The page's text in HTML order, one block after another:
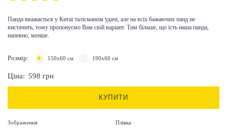
Панда вважається у Китаї талісманом удачі, але на всіх бажаючих панд не
вистачить, тому пропонуємо Вам свій варіант. Тим більше, що їсть наша панда,
напевно, менше.
Розмір: 150х60 см 190х60 см
Ціна: 598 грн
КУПИТИ
Зображення Плівка